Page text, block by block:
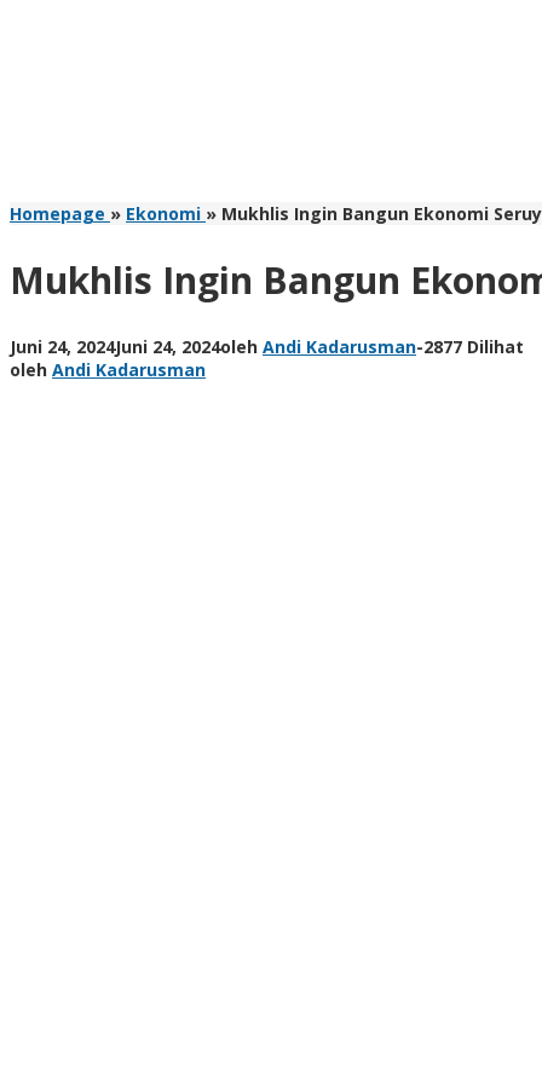
Homepage » Ekonomi » Mukhlis Ingin Bangun Ekonomi
Mukhlis Ingin Bangun
Juni 24, 2024Juni 24, 2024oleh Andi Kadarusman-2877 Dilihat
oleh Andi Kadarusman